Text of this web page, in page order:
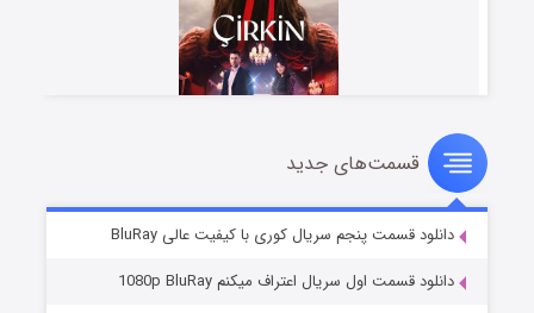
سریال زشت
قسمت۲ (زیرنویس) منتشر شد
قسمت‌های جدید
دانلود قسمت پنجم سریال کوری با کیفیت عالی BluRay
دانلود قسمت اول سریال اعتراف میکنم 1080p BluRay